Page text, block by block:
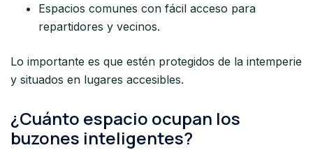
Espacios comunes con fácil acceso para
repartidores y vecinos.
Lo importante es que estén protegidos de la intemperie
y situados en lugares accesibles.
¿Cuánto espacio ocupan los
buzones inteligentes?